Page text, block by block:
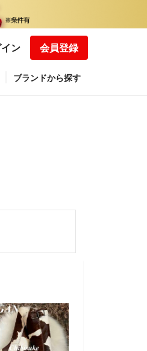
ン 会員登録
ブランドから探す